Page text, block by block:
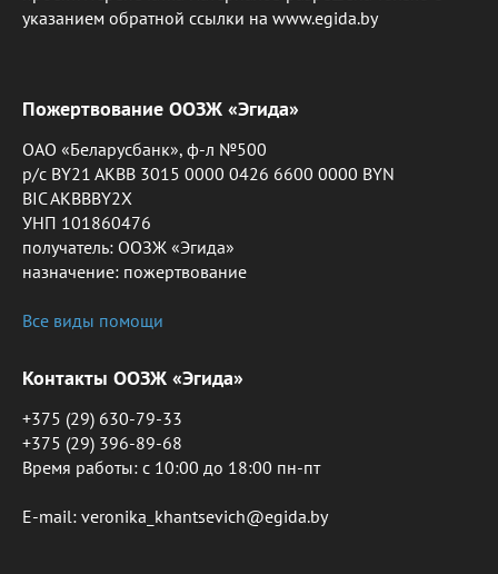
указанием обратной ссылки на www.egida.by
Пожертвование ООЗЖ «Эгида»
ОАО «Беларусбанк», ф-л №500
р/с BY21 AKBB 3015 0000 0426 6600 0000 BYN
BIC AKBBBY2X
УНП 101860476
получатель: ООЗЖ «Эгида»
назначение: пожертвование
Все виды помощи
Контакты ООЗЖ «Эгида»
+375 (29) 630-79-33
+375 (29) 396-89-68
Время работы: c 10:00 до 18:00 пн-пт
E-mail: veronika_khantsevich@egida.by